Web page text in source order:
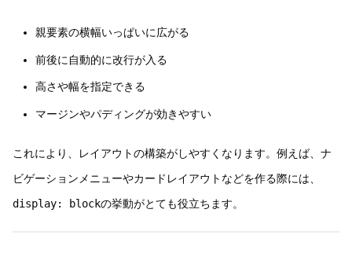
親要素の横幅いっぱいに広がる
前後に自動的に改行が入る
高さや幅を指定できる
マージンやパディングが効きやすい
これにより、レイアウトの構築がしやすくなります。例えば、ナ
ビゲーションメニューやカードレイアウトなどを作る際には、
display: blockの挙動がとても役立ちます。